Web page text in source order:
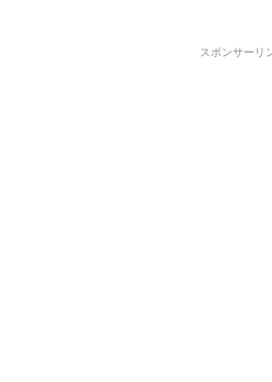
スポンサーリ